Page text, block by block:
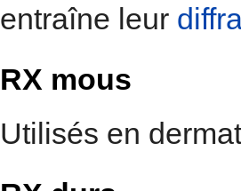
entraîne leur
RX mous
Utilisés en